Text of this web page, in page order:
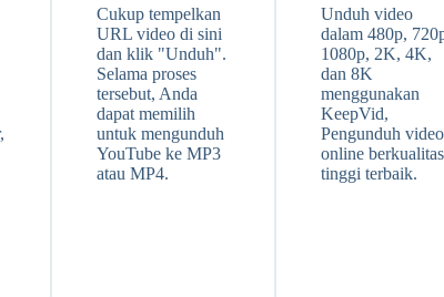
Cukup tempelkan
URL video di sini
dan klik "Unduh".
Selama proses
tersebut, Anda
dapat memilih
untuk mengunduh
YouTube ke MP3
atau MP4.
Unduh video
dalam 480p,
1080p, 2K, 4K,
dan 8K
menggunakan
KeepVid,
Pengunduh video
online berkualitas
tinggi terbaik.